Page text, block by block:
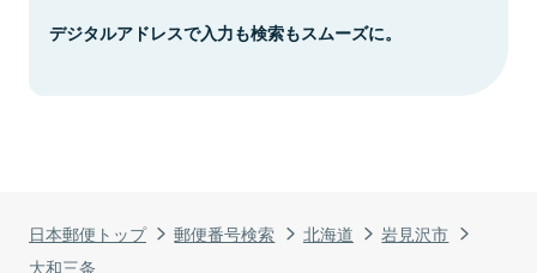
日本郵便トップ 郵便番号検索 北海道
岩見沢市
大和三条
デジタルアドレスで入力も検索もスムーズに。